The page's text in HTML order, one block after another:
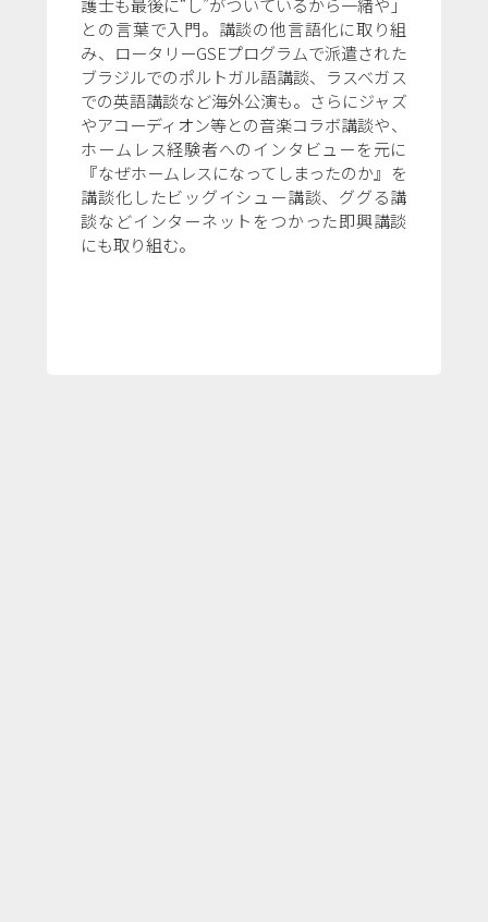
との言葉で入門。講談の他言語化に取り組
み、ロータリーGSEプログラムで派遣された
ブラジルでのポルトガル語講談、ラスベガス
での英語講談など海外公演も。さらにジャズ
やアコーディオン等との音楽コラボ講談や、
ホームレス経験者へのインタビューを元に
『なぜホームレスになってしまったのか』を
講談化したビッグイシュー講談、ググる講
談などインターネットをつかった即興講談
にも取り組む。